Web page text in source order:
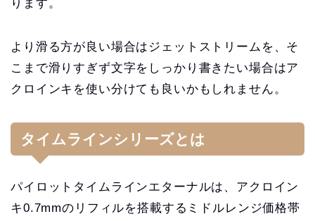
ります。
より滑る方が良い場合はジェットストリームを、そ
こまで滑りすぎず文字をしっかり書きたい場合はア
クロインキを使い分けても良いかもしれません。
タイムラインシリーズとは
パイロットタイムラインエターナルは、アクロイン
キ0.7mmのリフィルを搭載するミドルレンジ価格帯